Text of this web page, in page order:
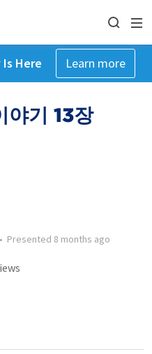
Here Learn more
야기 13장
• Presented 8 months ago